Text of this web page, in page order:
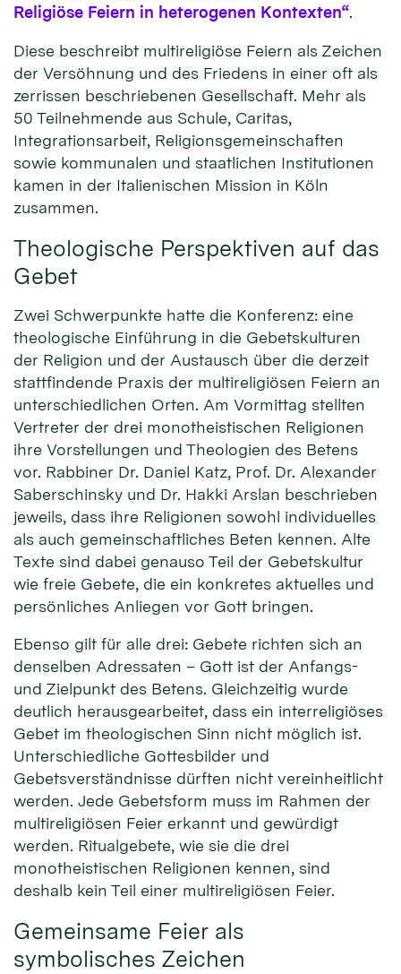
Religiöse Feiern in heterogenen Kontexten“.
Diese beschreibt multireligiöse Feiern als Zeichen
der Versöhnung und des Friedens in einer oft als
zerrissen beschriebenen Gesellschaft. Mehr als
50 Teilnehmende aus Schule, Caritas,
Integrationsarbeit, Religionsgemeinschaften
sowie kommunalen und staatlichen Institutionen
kamen in der Italienischen Mission in Köln
zusammen.
Theologische Perspektiven auf das
Gebet
Zwei Schwerpunkte hatte die Konferenz: eine
theologische Einführung in die Gebetskulturen
der Religion und der Austausch über die derzeit
stattfindende Praxis der multireligiösen Feiern an
unterschiedlichen Orten. Am Vormittag stellten
Vertreter der drei monotheistischen Religionen
ihre Vorstellungen und Theologien des Betens
vor. Rabbiner Dr. Daniel Katz, Prof. Dr. Alexander
Saberschinsky und Dr. Hakki Arslan beschrieben
jeweils, dass ihre Religionen sowohl individuelles
als auch gemeinschaftliches Beten kennen. Alte
Texte sind dabei genauso Teil der Gebetskultur
wie freie Gebete, die ein konkretes aktuelles und
persönliches Anliegen vor Gott bringen.
Ebenso gilt für alle drei: Gebete richten sich an
denselben Adressaten – Gott ist der Anfangs-
und Zielpunkt des Betens. Gleichzeitig wurde
deutlich herausgearbeitet, dass ein interreligiöses
Gebet im theologischen Sinn nicht möglich ist.
Unterschiedliche Gottesbilder und
Gebetsverständnisse dürften nicht vereinheitlicht
werden. Jede Gebetsform muss im Rahmen der
multireligiösen Feier erkannt und gewürdigt
werden. Ritualgebete, wie sie die drei
monotheistischen Religionen kennen, sind
deshalb kein Teil einer multireligiösen Feier.
Gemeinsame Feier als
symbolisches Zeichen